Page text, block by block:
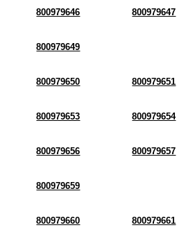
800979646 800979647
800979649
800979650 800979651
800979653 800979654
800979656 800979657
800979659
800979660 800979661